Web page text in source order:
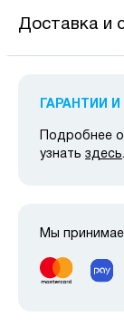
Доставка и
ГАРАНТИИ
Подробнее
узнать здесь.
Мы